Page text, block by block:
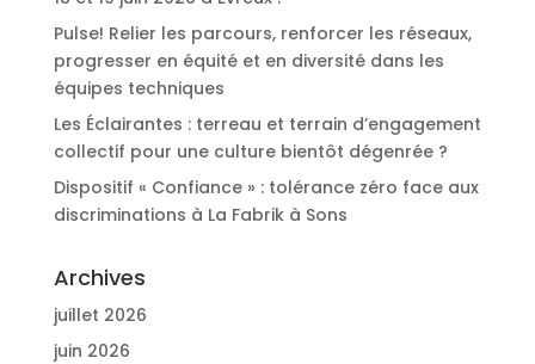
Pulse! Relier les parcours, renforcer les réseaux,
progresser en équité et en diversité dans les
équipes techniques
Les Éclairantes : terreau et terrain d’engagement
collectif pour une culture bientôt dégenrée ?
Dispositif « Confiance » : tolérance zéro face aux
discriminations à La Fabrik à Sons
Archives
juillet 2026
juin 2026